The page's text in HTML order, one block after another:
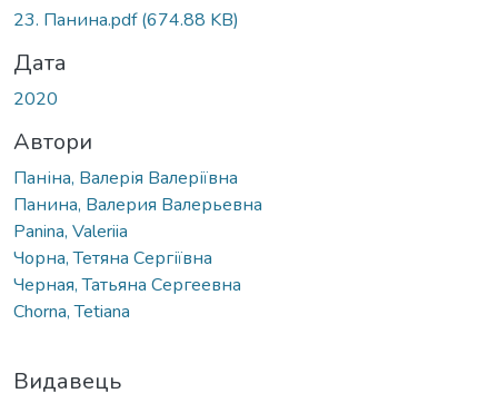
23. Панина.pdf(674.88 KB)
Дата
2020
Автори
Паніна, Валерія Валеріївна
Панина, Валерия Валерьевна
Panina, Valeriia
Чорна, Тетяна Сергіївна
Черная, Татьяна Сергеевна
Chorna, Tetiana
Видавець